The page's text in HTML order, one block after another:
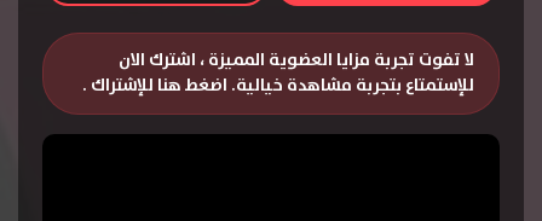
لا تفوت تجربة مزايا العضوية المميزة ، اشترك الان
للإستمتاع بتجربة مشاهدة خيالية. اضغط هنا للإشتراك .